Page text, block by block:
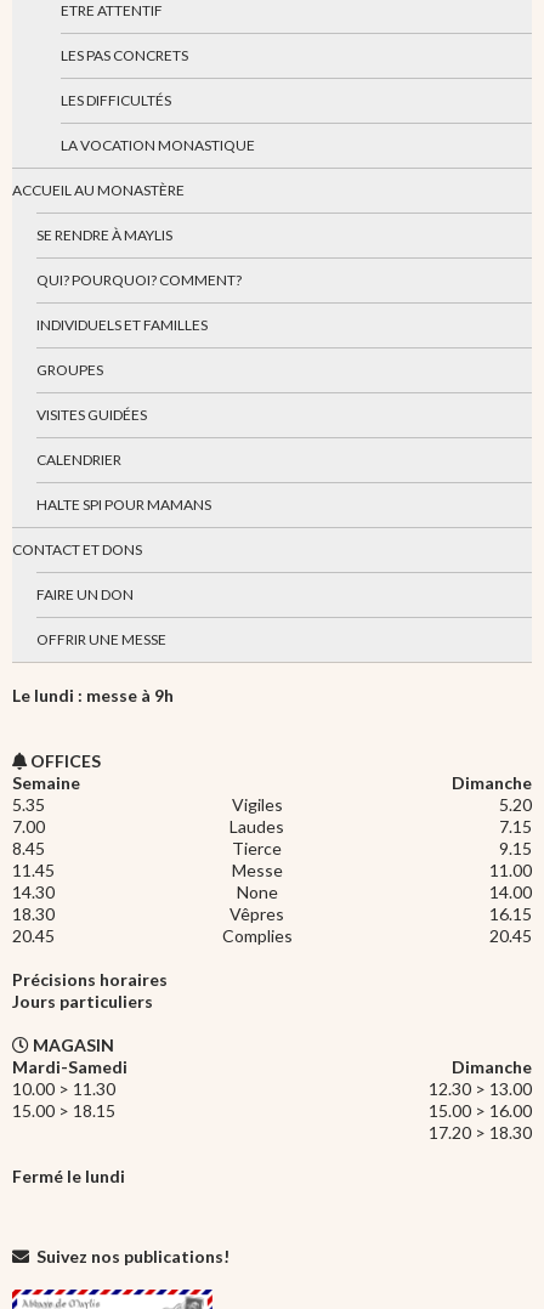
ETRE ATTENTIF
LES PAS CONCRETS
LES DIFFICULTÉS
LA VOCATION MONASTIQUE
ACCUEIL AU MONASTÈRE
SE RENDRE À MAYLIS
QUI? POURQUOI? COMMENT?
INDIVIDUELS ET FAMILLES
GROUPES
VISITES GUIDÉES
CALENDRIER
HALTE SPI POUR MAMANS
CONTACT ET DONS
FAIRE UN DON
OFFRIR UNE MESSE
Le lundi : messe à 9h
OFFICES
Semaine
Dimanche
5.35
Vigiles
5.20
7.00
Laudes
7.15
8.45
Tierce
9.15
11.45
Messe
11.00
14.30
None
14.00
18.30
Vêpres
16.15
20.45
Complies 20.45
Précisions horaires
Jours particuliers
MAGASIN
Mardi-Samedi
Dimanche
10.00 > 11.30
12.30 > 13.00
15.00 > 18.15
15.00 > 16.00
17.20 > 18.30
Fermé le lundi
Suivez nos publications!